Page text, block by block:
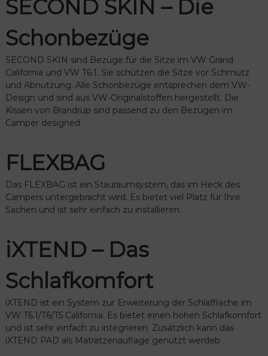
SECOND SKIN – Die
Schonbezüge
SECOND SKIN sind Bezüge für die Sitze im VW Grand
California und VW T6.1. Sie schützen die Sitze vor Schmutz
und Abnutzung. Alle Schonbezüge entsprechen dem VW-
Design und sind aus VW-Originalstoffen hergestellt. Die
Kissen von Brandrup sind passend zu den Bezügen im
Camper designed.
FLEXBAG
Das FLEXBAG ist ein Stauraumsystem, das im Heck des
Campers untergebracht wird. Es bietet viel Platz für Ihre
Sachen und ist sehr einfach zu installieren.
iXTEND – Das
Schlafkomfort
iXTEND ist ein System zur Erweiterung der Schlaffläche im
VW T6.1/T6/T5 California. Es bietet einen hohen Schlafkomfort
und ist sehr einfach zu integrieren. Zusätzlich kann das
iXTEND PAD als Matratzenauflage genutzt werdeb